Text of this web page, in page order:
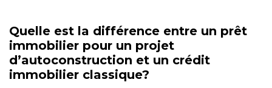
Quelle est la différence entre un prêt
immobilier pour un projet
d’autoconstruction et un crédit
immobilier classique?